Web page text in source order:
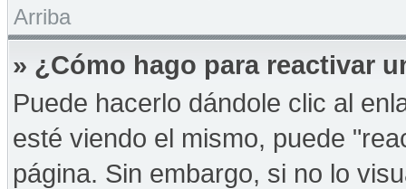
Arriba
» ¿Cómo hago para reactivar
Puede hacerlo dándole clic al
esté viendo el mismo, puede
página. Sin embargo, si no lo